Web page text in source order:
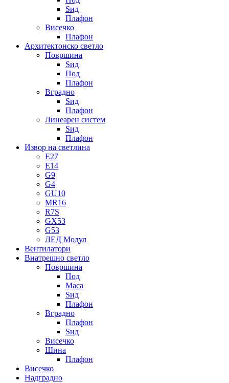
Ѕид
Плафон
Висечко
Плафон
Архитектонско светло
Површина
Ѕид
Под
Плафон
Вградно
Ѕид
Плафон
Линеарен систем
Ѕид
Плафон
Извор на светлина
E27
E14
G9
G4
GU10
MR16
R7S
GX53
G53
ЛЕД Модул
Вентилатори
Внатрешно светло
Површина
Под
Маса
Sид
Плафон
Вградно
Плафон
Ѕид
Висечко
Шина
Плафон
Висечко
Надградно